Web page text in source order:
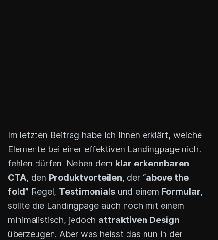
Im letzten Beitrag habe ich Ihnen erklärt, welche
Elemente bei einer effektiven Landingpage nicht
fehlen dürfen. Neben dem klar erkennbaren
CTA, den Produktvorteilen, der “above the
fold” Regel, Testimonials und einem Formular,
sollte die Landingpage auch noch mit einem
minimalistisch, jedoch attraktiven Design
überzeugen. Aber was heisst das nun in der